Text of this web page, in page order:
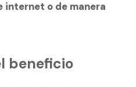
internet o de manera
beneficio